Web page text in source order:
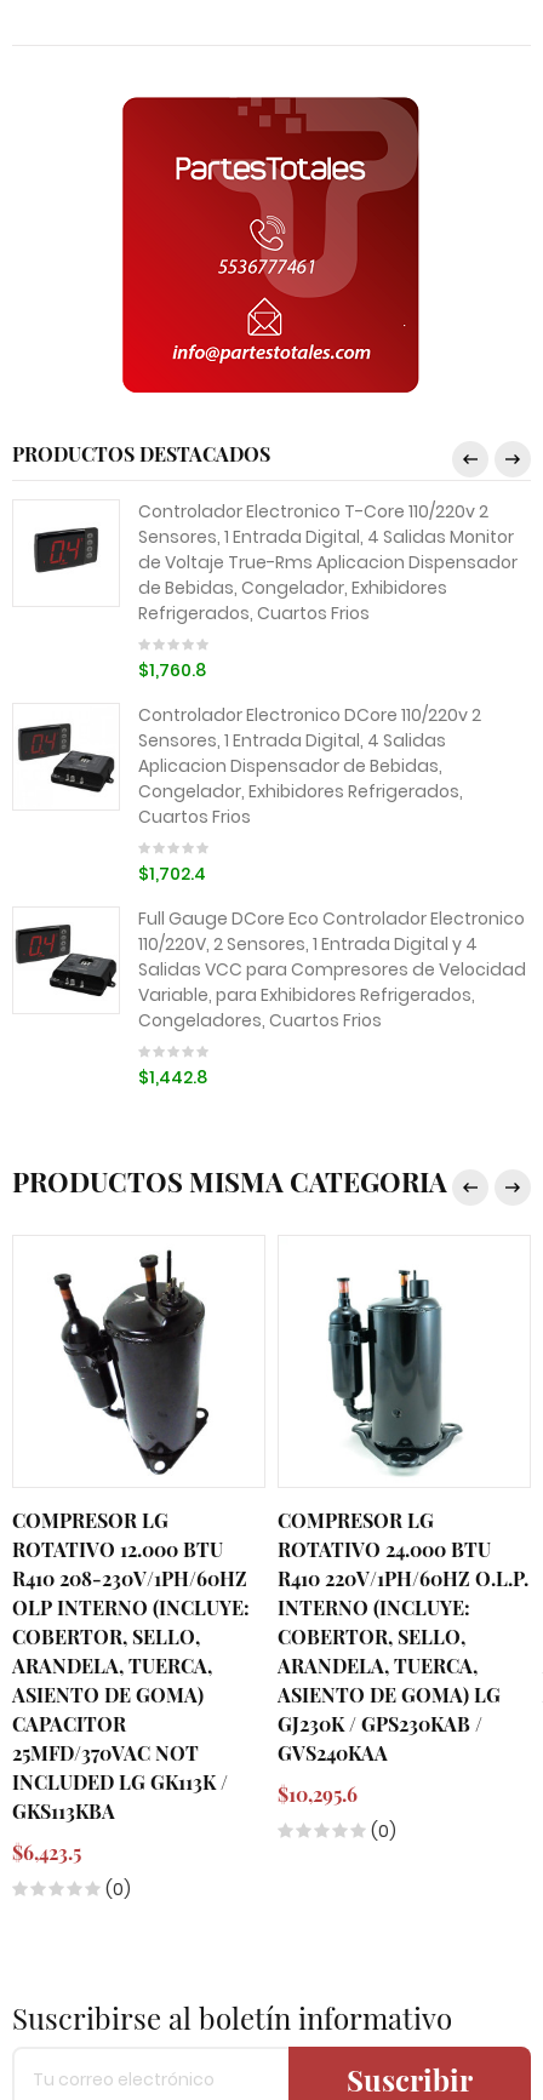
PRODUCTOS DESTACADOS
Controlador Electronico T-Core 110/220v 2
Sensores, 1 Entrada Digital, 4 Salidas Monitor
de Voltaje True-Rms Aplicacion Dispensador
de Bebidas, Congelador, Exhibidores
Refrigerados, Cuartos Frios
$1,760.8
Controlador Electronico DCore 110/220v 2
Sensores, 1 Entrada Digital, 4 Salidas
Aplicacion Dispensador de Bebidas,
Congelador, Exhibidores Refrigerados,
Cuartos Frios
$1,702.4
Full Gauge DCore Eco Controlador Electronico
110/220V, 2 Sensores, 1 Entrada Digital y 4
Salidas VCC para Compresores de Velocidad
Variable, para Exhibidores Refrigerados,
Congeladores, Cuartos Frios
$1,442.8
PRODUCTOS MISMA CATEGORIA
COMPRESOR LG
ROTATIVO 12.000 BTU
R410 208-230V/1PH/60HZ
OLP INTERNO (INCLUYE:
COBERTOR, SELLO,
ARANDELA, TUERCA,
ASIENTO DE GOMA)
CAPACITOR
25MFD/370VAC NOT
INCLUDED LG GK113K /
GKS113KBA
$6,423.5
(0)
COMPRESOR LG
ROTATIVO 24.000 BTU
R410 220V/1PH/60HZ O.L.P.
INTERNO (INCLUYE:
COBERTOR, SELLO,
ARANDELA, TUERCA,
ASIENTO DE GOMA) LG
GJ230K / GPS230KAB /
GVS240KAA
$10,295.6
(0)
Suscribirse al boletín informativo
Suscribir